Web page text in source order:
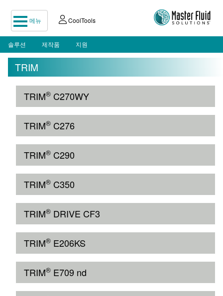
메뉴 CoolTools
솔루션 제작품 지원
TRIM
TRIM® C270WY
TRIM® C276
TRIM® C290
TRIM® C350
TRIM® DRIVE CF3
TRIM® E206KS
TRIM® E709 nd